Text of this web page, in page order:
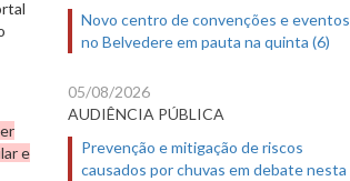
e
Novo centro de convenções e eventos
no Belvedere em pauta na quinta (6)
05/08/2026
AUDIÊNCIA PÚBLICA
Prevenção e mitigação de riscos
causados por chuvas em debate nesta